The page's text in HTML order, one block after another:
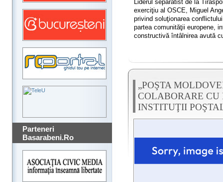
Parteneri
Basarabeni.Ro
Liderul separatist de la
exerciţiu al OSCE, Miguel
privind soluţionarea
partea comunităţii europene,
constructivă întâlnirea avută
„POŞTA
COLABORARE CU
INSTITUŢII